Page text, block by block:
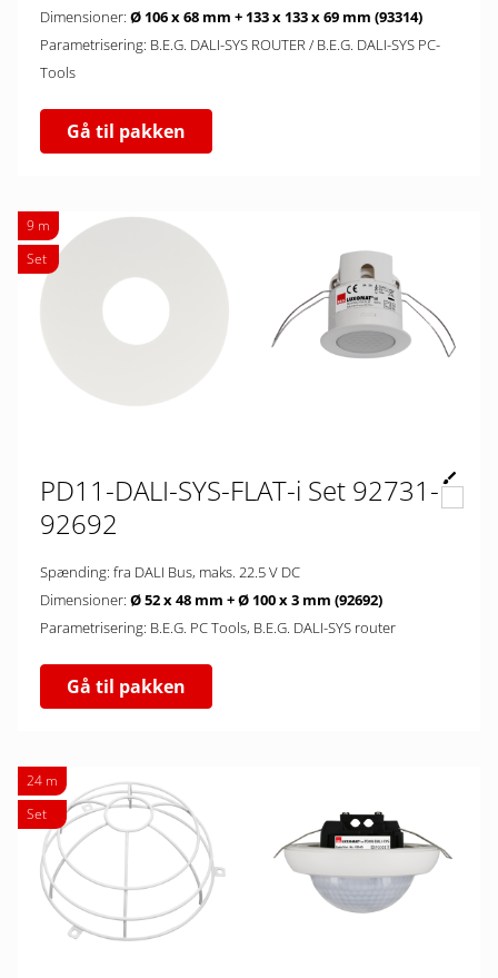
Dimensioner: Ø 106 x 68 mm + 133 x 133 x 69 mm (93314)
Parametrisering: B.E.G. DALI-SYS ROUTER / B.E.G. DALI-SYS PC-
Tools
Gå til pakken
9 m
Set
PD11-DALI-SYS-FLAT-i Set 92731-
92692
Spænding: fra DALI Bus, maks. 22.5 V DC
Dimensioner: Ø 52 x 48 mm + Ø 100 x 3 mm (92692)
Parametrisering: B.E.G. PC Tools, B.E.G. DALI-SYS router
Gå til pakken
24 m
Set